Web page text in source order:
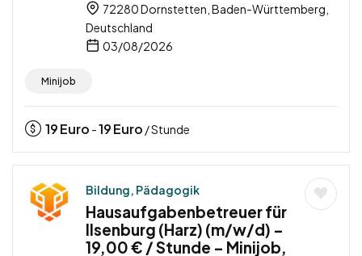
72280 Dornstetten, Baden-Württemberg,
Deutschland
03/08/2026
Minijob
19Euro -19Euro / Stunde
Bildung, Pädagogik
Hausaufgabenbetreuer für
Ilsenburg (Harz) (m/w/d) –
19,00 € / Stunde – Minijob,